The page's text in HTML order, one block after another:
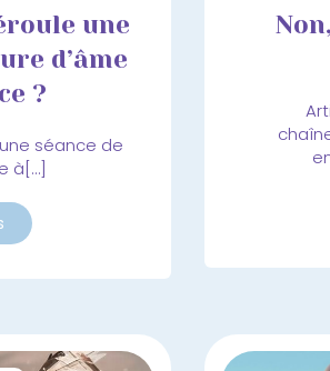
une
d’âme
?
séance de
à[…]